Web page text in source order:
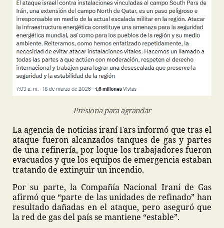
Presiona para agrandar
La agencia de noticias iraní Fars informó que tras el
ataque fueron alcanzados tanques de gas y partes
de una refinería, por loque los trabajadores fueron
evacuados y que los equipos de emergencia estaban
tratando de extinguir un incendio.
Por su parte, la Compañía Nacional Iraní de Gas
afirmó que “parte de las unidades de refinado” han
resultado dañadas en el ataque, pero aseguró que
la red de gas del país se mantiene “estable”.